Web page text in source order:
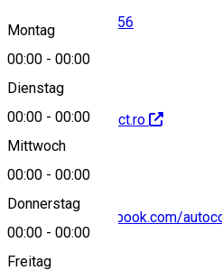
Montag
00:00 - 00:00
Dienstag
00:00 - 00:00
Mittwoch
00:00 - 00:00
Donnerstag
00:00 - 00:00
Freitag
📞 +40 744 448 356
https://autoconnect.ro
https://www.facebook.com/
About